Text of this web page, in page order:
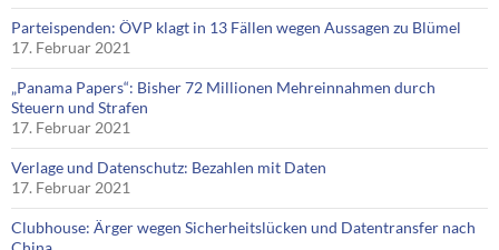
Parteispenden: ÖVP klagt in 13 Fällen wegen Aussagen zu Blümel
17. Februar 2021
„Panama Papers“: Bisher 72 Millionen Mehreinnahmen durch
Steuern und Strafen
17. Februar 2021
Verlage und Datenschutz: Bezahlen mit Daten
17. Februar 2021
Clubhouse: Ärger wegen Sicherheitslücken und Datentransfer nach